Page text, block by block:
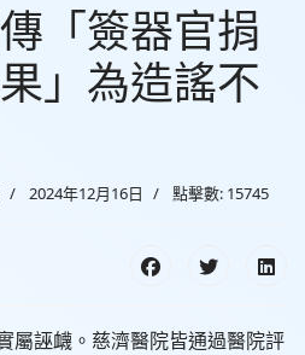
「簽器官捐
」為造謠不
2024年12月16日 點擊數: 15745
屬誣衊。慈濟醫院皆通過醫院評